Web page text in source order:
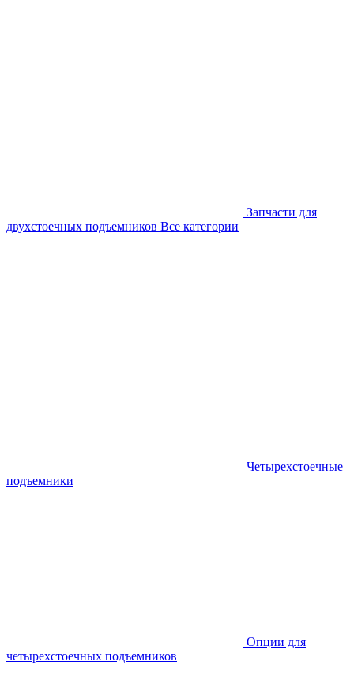
Запчасти для
двухстоечных подъемников Все категории
Четырехстоечные
подъемники
Опции для
четырехстоечных подъемников